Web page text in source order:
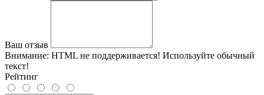
Ваш отзыв
Внимание: HTML не поддерживается! Используйте обычный
текст!
Рейтинг